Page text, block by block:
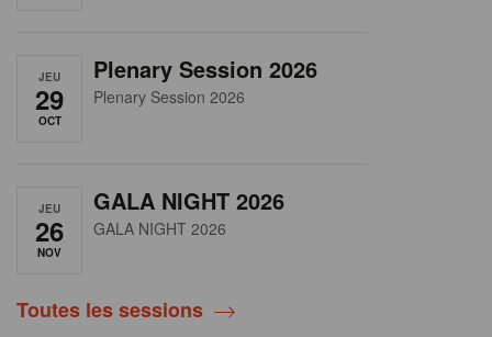
JEU
29
OCT
Plenary Session 2026
Plenary Session 2026
JEU
26
NOV
GALA NIGHT 2026
GALA NIGHT 2026
Toutes les sessions